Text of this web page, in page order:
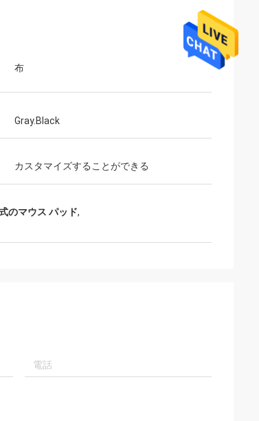
布
Gray.Black
カスタマイズすることができる
のマウス パッド,